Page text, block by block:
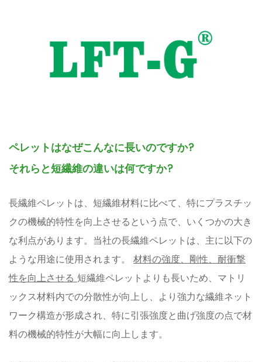
ペレットはなぜこんなに長いのですか?
それらと短繊維の違いは何ですか?
長繊維ペレットは、短繊維材料に比べて、特にプラスチッ
クの機械的特性を向上させるという点で、いくつかの大き
な利点があります。当社の長繊維ペレットは、主に以下の
ような用途に使用されます。 材料の強度、剛性、耐衝撃
性を向上させる短繊維ペレットよりも長いため、マトリ
ックス材料内での分散性が向上し、より強力な繊維ネット
ワーク構造が形成され、特に引張強度と曲げ強度の点で材
料の機械的特性が大幅に向上します。